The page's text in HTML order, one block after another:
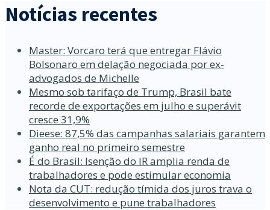
Notícias recentes
Master: Vorcaro terá que entregar Flávio
Bolsonaro em delação negociada por ex-
advogados de Michelle
Mesmo sob tarifaço de Trump, Brasil bate
recorde de exportações em julho e superávit
cresce 31,9%
Dieese: 87,5% das campanhas salariais garantem
ganho real no primeiro semestre
É do Brasil: Isenção do IR amplia renda de
trabalhadores e pode estimular economia
Nota da CUT: redução tímida dos juros trava o
desenvolvimento e pune trabalhadores